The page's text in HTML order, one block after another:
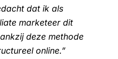
dat ik als
marketeer dit
deze methode
online.”